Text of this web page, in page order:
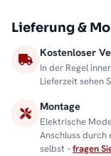
Lieferung &
Kostenloser
In der Regel
Lieferzeit sehen
Montage
Elektrische
Anschluss durch
selbst –fragen